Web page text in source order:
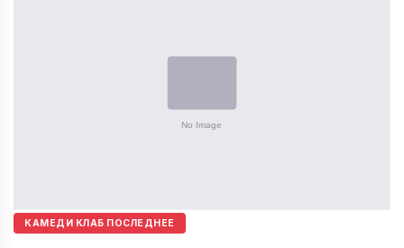
КАМЕДИ КЛАБ ПОСЛЕДНЕЕ